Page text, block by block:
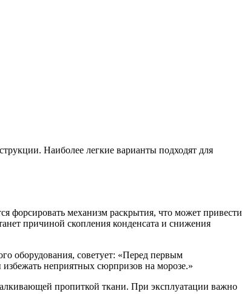
Наиболее легкие варианты подходят для
форсировать механизм раскрытия, что может привести
причиной скопления конденсата и снижения
оборудования, советует: «Перед первым
избежать неприятных сюрпризов на морозе.»
пропиткой ткани. При эксплуатации важно